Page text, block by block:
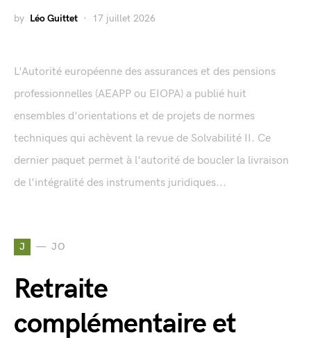
by Léo Guittet 17 juillet 2026
L'Autorité européenne des assurances et des pensions
professionnelles (AEAPP ou EIOPA) a publié huit
ensembles d'orientations et de projets de normes
techniques qui achèvent la revue de Solvabilité II. Ce
dernier paquet permet à l'autorité de boucler la livraison
de l'intégralité des instruments juridiques...
J JO
Retraite
complémentaire et